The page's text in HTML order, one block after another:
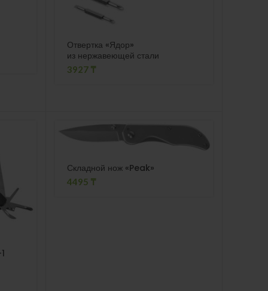
Отвертка «Ядор»
из нержавеющей стали
3927 ₸
Складной нож «Peak»
4495 ₸